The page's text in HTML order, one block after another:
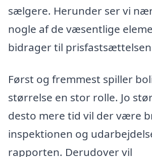
sælgere. Herunder ser vi
nogle af de væsentlige
bidrager til
Først og fremmest spiller
størrelse en stor rolle. Jo
desto mere tid vil der være
inspektionen og
rapporten. Derudover vil